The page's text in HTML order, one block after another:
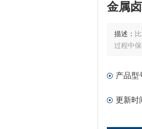
金属
描述：
过程中
产品型
更新时